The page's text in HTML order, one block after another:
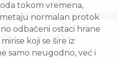
tokom vremena,
normalan protok
odbačeni ostaci hrane
koji se šire iz
samo neugodno, već i